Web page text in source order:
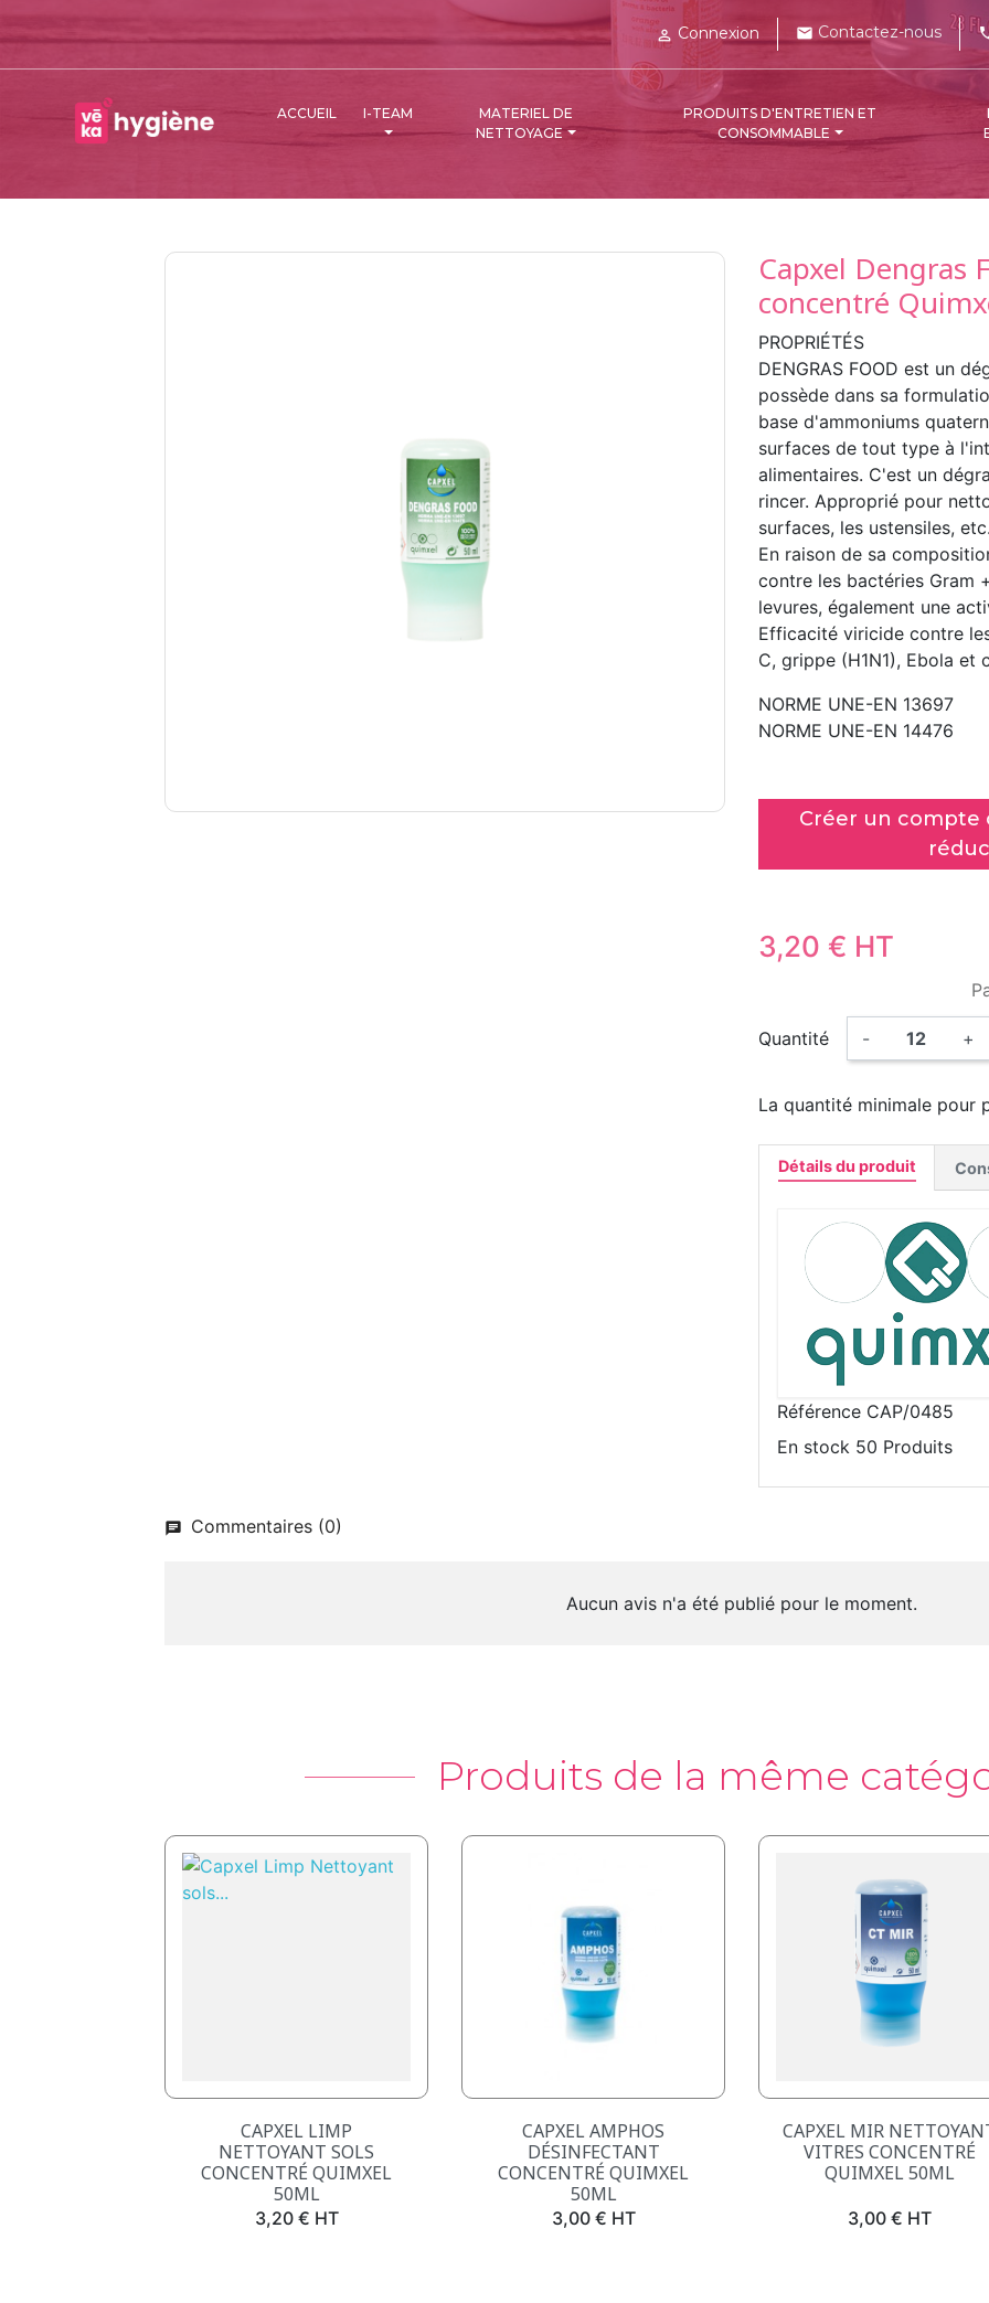
 Connexion mail Contactez-nous
ACCUEIL I-TEAM
MATERIEL DE
NETTOYAGE
PRODUITS D'ENTRETIEN ET
CONSOMMABLE
Capxel Dengras
concentré
PROPRIÉTÉS
DENGRAS FOOD est un
possède dans sa
base d'ammoniums
surfaces de tout type à
alimentaires. C'est un
rincer. Approprié pour
surfaces, les ustensiles,
En raison de sa
contre les bactéries Gram
levures, également une
Efficacité viricide contre
C, grippe (H1N1), Ebola et
NORME UNE-EN 13697
NORME UNE-EN 14476
Créer un compte
3,20 € HT
Quantité - +
La quantité minimale pour
Détails du produit
Référence CAP/0485
En stock 50 Produits
Commentaires (0)
Aucun avis n'a été publié pour le moment.
Produits de la même
Aperçu rapide
CAPXEL LIMP
NETTOYANT SOLS
CONCENTRÉ QUIMXEL
50ML
Prix
3,20 € HT
Aperçu rapide
CAPXEL AMPHOS
DÉSINFECTANT
CONCENTRÉ QUIMXEL
50ML
Prix
3,00 € HT
Aperçu rapide
CAPXEL MIR
VITRES CONCENTRÉ
QUIMXEL 50ML
Prix
3,00 € HT